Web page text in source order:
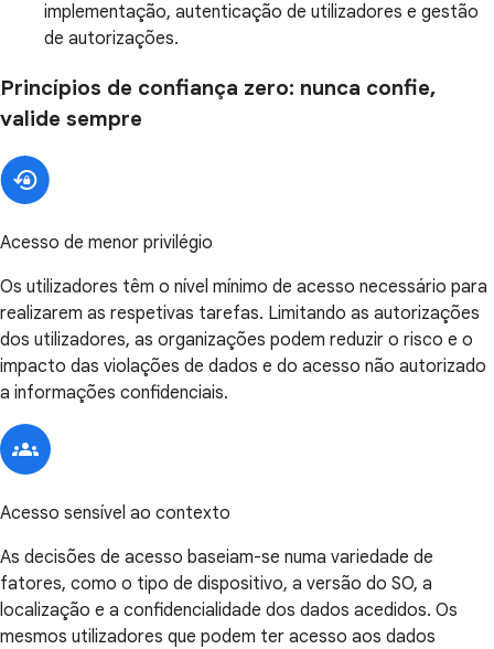
implementação, autenticação de utilizadores e gestão
de autorizações.
Princípios de confiança zero: nunca confie,
valide sempre
Acesso de menor privilégio
Os utilizadores têm o nível mínimo de acesso necessário para
realizarem as respetivas tarefas. Limitando as autorizações
dos utilizadores, as organizações podem reduzir o risco e o
impacto das violações de dados e do acesso não autorizado
a informações confidenciais.
Acesso sensível ao contexto
As decisões de acesso baseiam-se numa variedade de
fatores, como o tipo de dispositivo, a versão do SO, a
localização e a confidencialidade dos dados acedidos. Os
mesmos utilizadores que podem ter acesso aos dados